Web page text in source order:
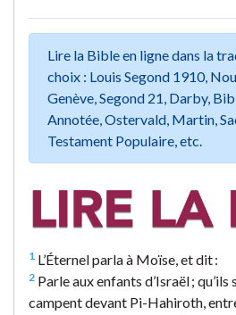
Lire la Bible en ligne dans la
choix : Louis Segond 1910,
Genève, Segond 21, Darby,
Annotée, Ostervald, Martin,
Testament Populaire, etc.
1 L’Éternel parla à Moïse, et dit :
2 Parle aux enfants d’Israël ;
campent devant Pi-Hahiroth,